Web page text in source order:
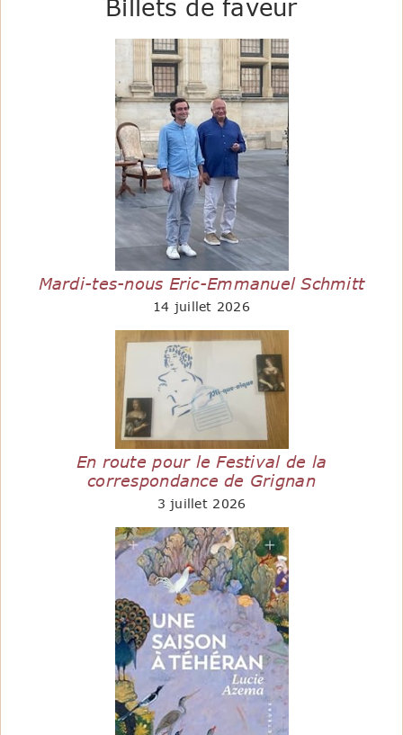
Billets de faveur
Mardi-tes-nous Eric-Emmanuel Schmitt
14 juillet 2026
En route pour le Festival de la
correspondance de Grignan
3 juillet 2026